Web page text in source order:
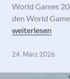
World Games
den World
Nach World-
weiterlesen
24. März 2026